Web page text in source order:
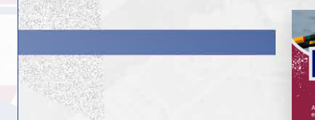
Büszkék vagyunk sportolóinkra, akik a fair play
támogatást, a szurkolást és a biztató szavakat, amelyek